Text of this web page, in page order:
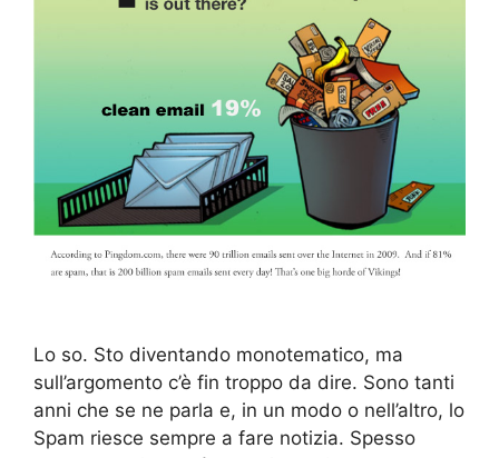
Lo so. Sto diventando monotematico, ma
sull’argomento c’è fin troppo da dire. Sono tanti
anni che se ne parla e, in un modo o nell’altro, lo
Spam riesce sempre a fare notizia. Spesso